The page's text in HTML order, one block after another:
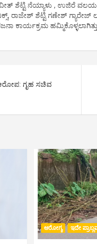
ಶೆಟ್ಟಿ ನೆಯ್ಯಾಳು , ಉಜಿರೆ
ರಾಜೇಶ್ ಶೆಟ್ಟಿ ಗಣೇಶ್
ಕಾರ್ಯಕ್ರಮ
ಗೃಹ ಸಚಿವ
ಆರೋಗ್ಯ ಇದೇ